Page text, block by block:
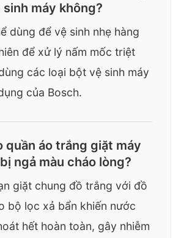
máy không?
dùng để vệ sinh nhẹ hàng
để xử lý nấm mốc triệt
các loại bột vệ sinh máy
của Bosch.
quần áo trắng giặt máy
ngả màu cháo lòng?
giặt chung đồ trắng với đồ
bộ lọc xả bẩn khiến nước
hết hoàn toàn, gây nhiễm